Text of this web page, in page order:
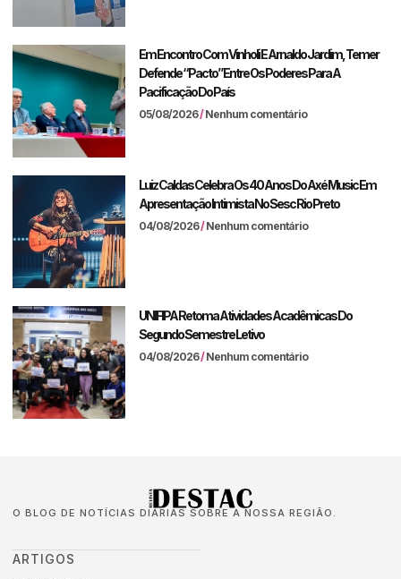
Em Encontro Com Vinholi E Arnaldo Jardim, Temer
Defende “pacto” Entre Os Poderes Para A
Pacificação Do País
05/08/2026 Nenhum comentário
Luiz Caldas Celebra Os 40 Anos Do Axé Music Em
Apresentação Intimista No Sesc Rio Preto
04/08/2026 Nenhum comentário
UNIFIPA Retoma Atividades Acadêmicas Do
Segundo Semestre Letivo
04/08/2026 Nenhum comentário
O BLOG DE NOTÍCIAS DIÁRIAS SOBRE A NOSSA REGIÃO.
ARTIGOS